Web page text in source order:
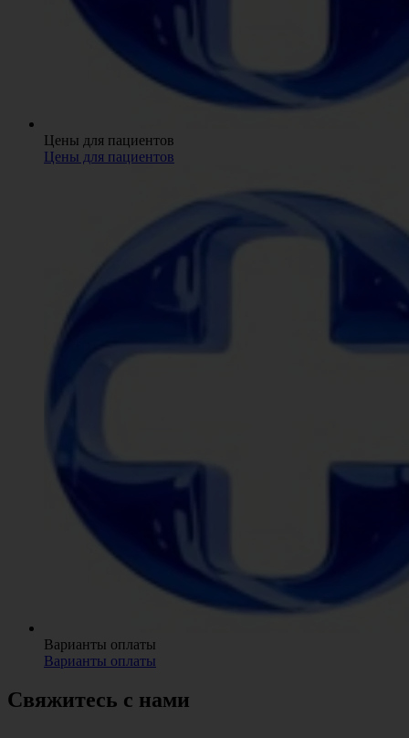
Цены для пациентов
Цены для пациентов
Варианты оплаты
Варианты оплаты
Свяжитесь с нами